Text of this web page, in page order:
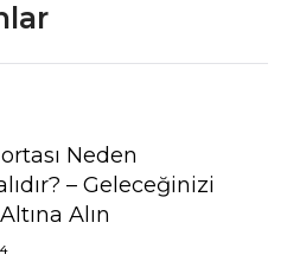
Neden
– Geleceğinizi
Alın